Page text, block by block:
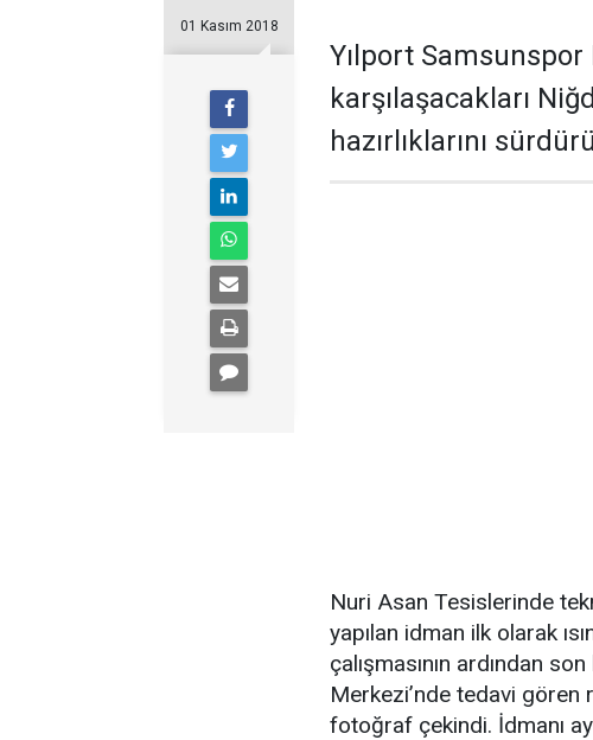
01 Kasım 2018
Yılport
karşılaşacakları
hazırlıklarını
Nuri Asan Tesislerinde
yapılan idman ilk olarak
çalışmasının ardından
Merkezi’nde tedavi
fotoğraf çekindi. İdmanı